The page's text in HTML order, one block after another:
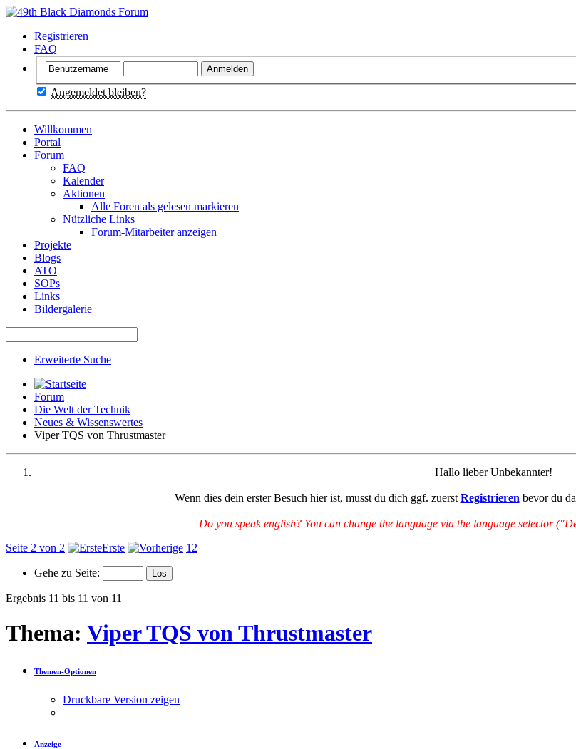
Registrieren
FAQ
Angemeldet bleiben?
Willkommen
Portal
Forum
FAQ
Kalender
Aktionen
Alle Foren als gelesen markieren
Nützliche Links
Forum-Mitarbeiter anzeigen
Projekte
Blogs
ATO
SOPs
Links
Bildergalerie
Erweiterte Suche
Forum
Die Welt der Technik
Neues & Wissenswertes
Viper TQS von Thrustmaster
Hallo lieber Unbekannter!
Wenn dies dein erster Besuch hier ist, musst du dich ggf. zuerst Registrieren bevor du
Do you speak english? You can change the language via the language selector
Seite 2 von 2
Erste 1 2
Gehe zu Seite:
Ergebnis 11 bis 11 von 11
Thema: Viper TQS von Thrustmaster
Themen-Optionen
Druckbare Version zeigen
Anzeige